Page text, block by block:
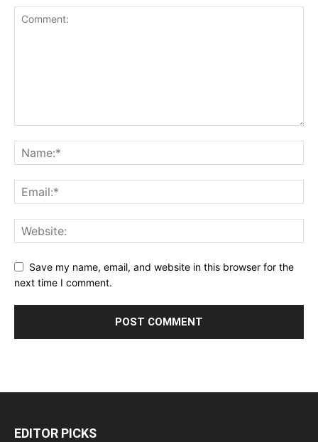
Save my name, email, and website in this browser for the
next time I comment.
EDITOR PICKS